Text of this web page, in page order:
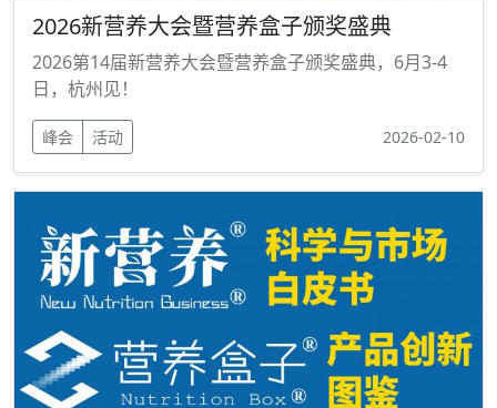
2026新营养大会暨营养盒子颁奖盛典
2026第14届新营养大会暨营养盒子颁奖盛典，6月3-4
日，杭州见！
峰会 活动 2026-02-10